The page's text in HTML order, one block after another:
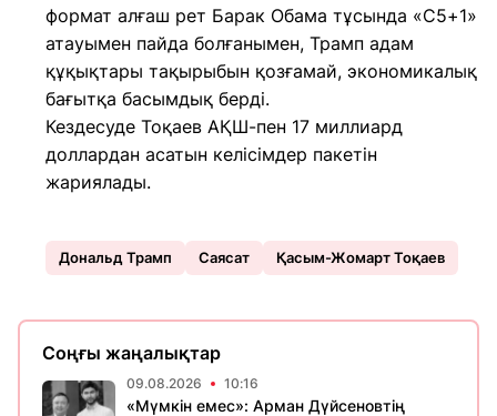
формат алғаш рет Барак Обама тұсында «C5+1»
атауымен пайда болғанымен, Трамп адам
құқықтары тақырыбын қозғамай, экономикалық
бағытқа басымдық берді.
Кездесуде Тоқаев АҚШ-пен 17 миллиард
доллардан асатын келісімдер пакетін
жариялады.
Дональд Трамп Саясат Қасым-Жомарт Тоқаев
Соңғы жаңалықтар
09.08.2026 10:16
«Мүмкін емес»: Арман Дүйсеновтің